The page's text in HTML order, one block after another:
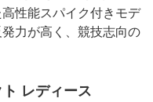
性能スパイク付きモデ
力が高く、競技志向の
レディース